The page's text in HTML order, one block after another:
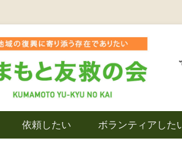
と友救の会
依頼したい ボランティアした